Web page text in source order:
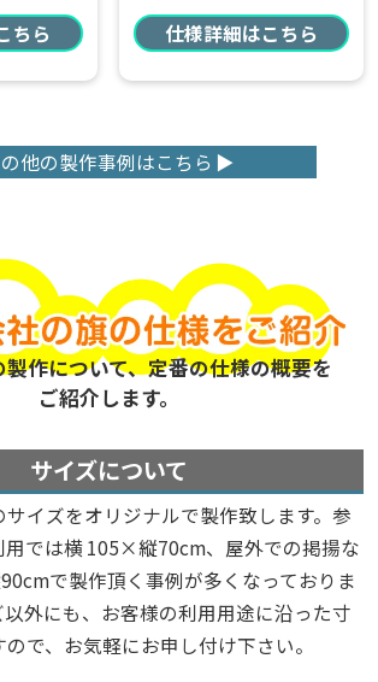
ちら 仕様詳細はこちら
他の製作事例はこちら
作について、定番の仕様の概要を
ご紹介します。
サイズについて
イズをオリジナルで製作致します。参
用では横 105×縦70cm、屋外での掲揚な
で製作頂く事例が多くなっておりま
外にも、お客様の利用用途に沿った寸
で、お気軽にお申し付け下さい。